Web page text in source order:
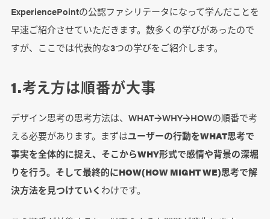
ExperiencePointの公認ファシリテータになって学んだことを
早速ご紹介させていただきます。数多くの学びがあったので
すが、ここでは代表的な3つの学びをご紹介します。
1.考え方は順番が大事
デザイン思考の思考方法は、WHAT→WHY→HOWの順番で考
える必要があります。まずはユーザーの行動をWHAT思考で
事実を全体的に捉え、そこからWHY形式で感情や背景の深堀
りを行う。そして最終的にHOW(HOW MIGHT WE)思考で解
決方法を見つけていく わけです。